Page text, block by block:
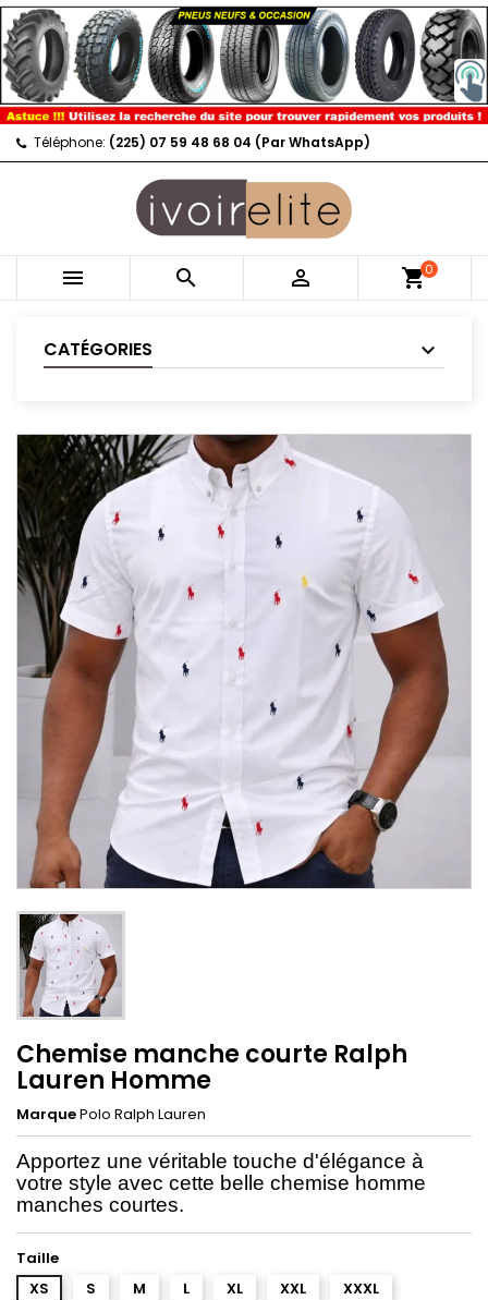
Téléphone: (225) 07 59 48 68 04 (Par WhatsApp)
   shopping_cart0
CATÉGORIES
Chemise manche courte Ralph
Lauren Homme
MarquePolo Ralph Lauren
Apportez une véritable touche d'élégance à
votre style avec cette belle chemise homme
manches courtes.
Taille
XS
S M L XL XXL XXXL